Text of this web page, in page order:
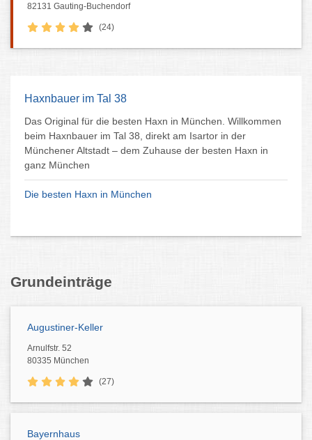
82131 Gauting-Buchendorf
(24)
Haxnbauer im Tal 38
Das Original für die besten Haxn in München. Willkommen
beim Haxnbauer im Tal 38, direkt am Isartor in der
Münchener Altstadt – dem Zuhause der besten Haxn in
ganz München
Die besten Haxn in München
Grundeinträge
Augustiner-Keller
Arnulfstr. 52
80335 München
(27)
Bayernhaus